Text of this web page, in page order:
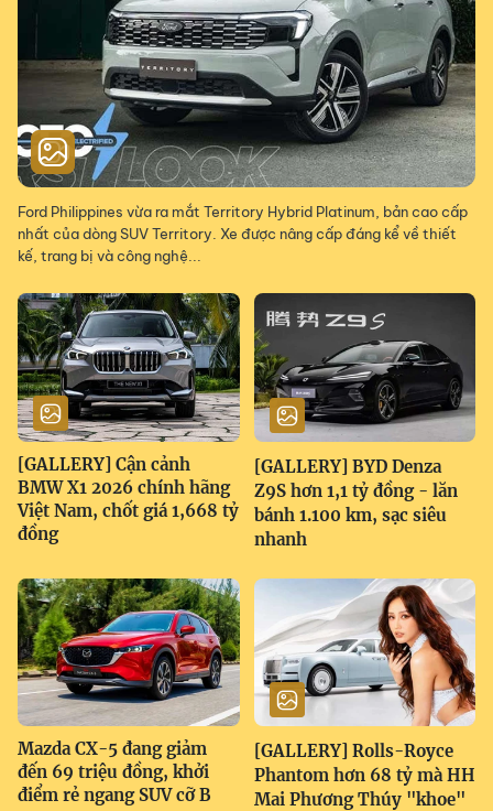
Ford Philippines vừa ra mắt Territory Hybrid Platinum, bản cao cấp
nhất của dòng SUV Territory. Xe được nâng cấp đáng kể về thiết
kế, trang bị và công nghệ...
[GALLERY] Cận cảnh
BMW X1 2026 chính hãng
Việt Nam, chốt giá 1,668 tỷ
đồng
[GALLERY] BYD Denza
Z9S hơn 1,1 tỷ đồng - lăn
bánh 1.100 km, sạc siêu
nhanh
Mazda CX-5 đang giảm
đến 69 triệu đồng, khởi
điểm rẻ ngang SUV cỡ B
[GALLERY] Rolls-Royce
Phantom hơn 68 tỷ mà HH
Mai Phương Thúy "khoe"